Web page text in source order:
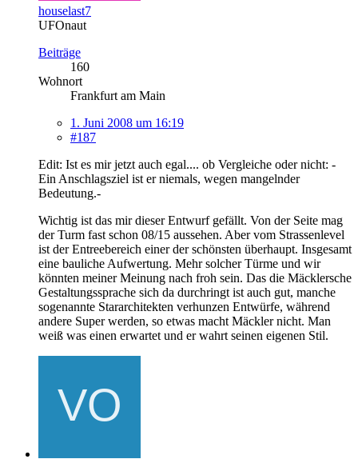
houselast7
UFOnaut
Beiträge
160
Wohnort
Frankfurt am Main
1. Juni 2008 um 16:19
#187
Edit: Ist es mir jetzt auch egal.... ob Vergleiche oder nicht: -
Ein Anschlagsziel ist er niemals, wegen mangelnder
Bedeutung.-
Wichtig ist das mir dieser Entwurf gefällt. Von der Seite mag
der Turm fast schon 08/15 aussehen. Aber vom Strassenlevel
ist der Entreebereich einer der schönsten überhaupt. Insgesamt
eine bauliche Aufwertung. Mehr solcher Türme und wir
könnten meiner Meinung nach froh sein. Das die Mäcklersche
Gestaltungssprache sich da durchringt ist auch gut, manche
sogenannte Stararchitekten verhunzen Entwürfe, während
andere Super werden, so etwas macht Mäckler nicht. Man
weiß was einen erwartet und er wahrt seinen eigenen Stil.